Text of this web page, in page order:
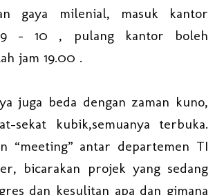
gaya milenial, masuk kantor
– 10 , pulang kantor boleh
jam 19.00 .
juga beda dengan zaman kuno,
sekat kubik,semuanya terbuka.
“meeting” antar departemen TI
bicarakan projek yang sedang
dan kesulitan apa dan gimana